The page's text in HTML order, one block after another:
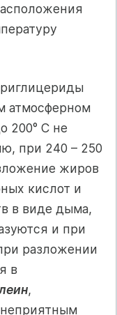
атмосферном
200° С не
при 240 – 250
жиров
кислот и
в виде дыма,
и при
разложении
в
,